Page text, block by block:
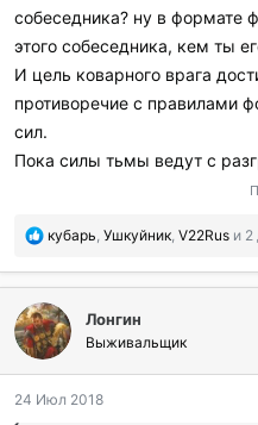
собеседника? ну в формате
этого собеседника, кем ты
И цель коварного врага
противоречие с правилами
сил.
Пока силы тьмы ведут с
П
б
л
а
г
о
а
кубарь, Ушкуйник, V22Rus и 2
Лонгин
Выживальщик
24 Июл 2018